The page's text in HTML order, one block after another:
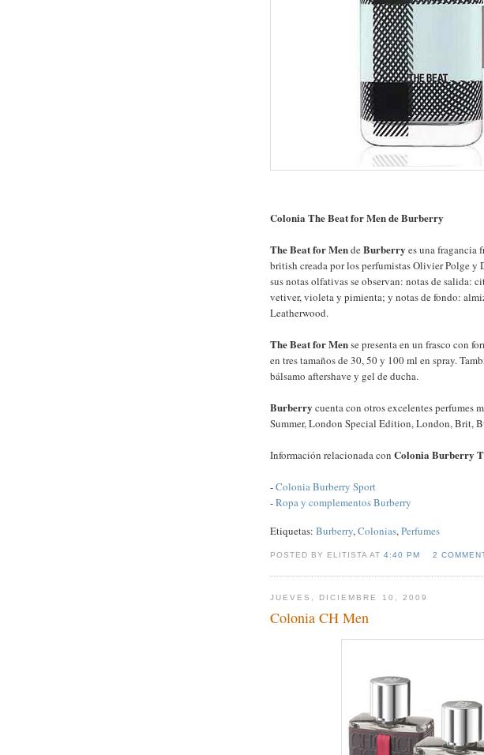
Colonia The Beat for Men de Burberry
The Beat for MendeBurberry es una fragancia
british creada por los perfumistas Olivier Polge y
sus notas olfativas se observan: notas de salida:
vetiver, violeta y pimienta; y notas de fondo:
Leatherwood.
The Beat for Mense presenta en un frasco con
en tres tamaños de 30, 50 y 100 ml en spray.
bálsamo aftershave y gel de ducha.
Burberry cuenta con otros excelentes perfumes
Summer, London Special Edition, London, Brit,
Información relacionada con Colonia Burberry
-Colonia Burberry Sport
-Ropa y complementos Burberry
Etiquetas: Burberry,Colonias,Perfumes
POSTED BY ELITISTA AT4:40 PM 2
JUEVES, DICIEMBRE 10, 2009
Colonia CH Men